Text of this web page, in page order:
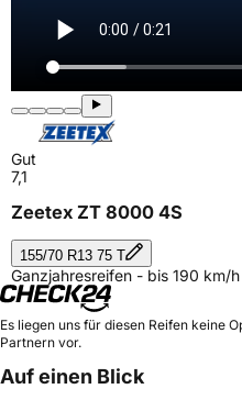
Gut
7,1
Zeetex ZT 8000 4S
155/70 R13 75 T
Ganzjahresreifen - bis 190 km/
Es liegen uns für diesen Reifen keine
Partnern vor.
Auf einen Blick